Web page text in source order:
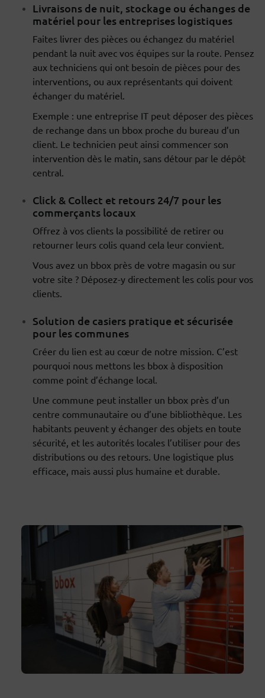
Livraisons de nuit, stockage ou échanges de
matériel pour les entreprises logistiques
Faites livrer des pièces ou échangez du matériel
pendant la nuit avec vos équipes sur la route. Pensez
aux techniciens qui ont besoin de pièces pour des
interventions, ou aux représentants qui doivent
échanger du matériel.
Exemple : une entreprise IT peut déposer des pièces
de rechange dans un bbox proche du bureau d’un
client. Le technicien peut ainsi commencer son
intervention dès le matin, sans détour par le dépôt
central.
Click & Collect et retours 24/7 pour les
commerçants locaux
Offrez à vos clients la possibilité de retirer ou
retourner leurs colis quand cela leur convient.
Vous avez un bbox près de votre magasin ou sur
votre site ? Déposez-y directement les colis pour vos
clients.
Solution de casiers pratique et sécurisée
pour les communes
Créer du lien est au cœur de notre mission. C’est
pourquoi nous mettons les bbox à disposition
comme point d’échange local.
Une commune peut installer un bbox près d’un
centre communautaire ou d’une bibliothèque. Les
habitants peuvent y échanger des objets en toute
sécurité, et les autorités locales l’utiliser pour des
distributions ou des retours. Une logistique plus
efficace, mais aussi plus humaine et durable.